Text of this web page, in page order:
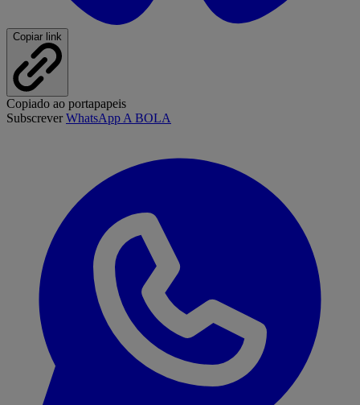
Copiar link
Copiado ao portapapeis
SubscreverWhatsApp A BOLA